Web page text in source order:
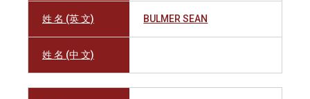
姓 名 (英 文) BULMER SEAN
姓 名 (中 文)